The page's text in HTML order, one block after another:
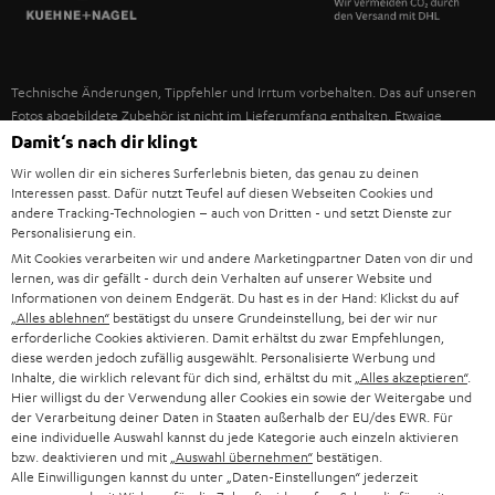
NEUHEITEN
UNSER MANAGEMENT
UNSERE WERTE
BILDUNGSRABATT
GESCHENKGUTSCHEIN
BARRIEREFREIHEIT
USA
WEITERE LÄNDER
Technische Änderungen, Tippfehler und Irrtum vorbehalten. Das auf unseren
Fotos abgebildete Zubehör ist nicht im Lieferumfang enthalten. Etwaige
Entsorgungsgebühren für Batterien sind im Preis inbegriffen.
©2026 Lautsprecher Teufel GmbH - All rights reserved.
Impressum AGB
Vertrag widerrufen
Damit‘s nach dir klingt
Wir wollen dir ein sicheres Surferlebnis bieten, das genau zu deinen
Interessen passt. Dafür nutzt Teufel auf diesen Webseiten Cookies und
andere Tracking-Technologien – auch von Dritten - und setzt Dienste zur
Personalisierung ein.
Mit Cookies verarbeiten wir und andere Marketingpartner Daten von dir und
lernen, was dir gefällt - durch dein Verhalten auf unserer Website und
Informationen von deinem Endgerät. Du hast es in der Hand: Klickst du auf
„Alles ablehnen“ bestätigst du unsere Grundeinstellung, bei der wir nur
erforderliche Cookies aktivieren. Damit erhältst du zwar Empfehlungen,
diese werden jedoch zufällig ausgewählt. Personalisierte Werbung und
Inhalte, die wirklich relevant für dich sind, erhältst du mit „Alles akzeptieren“.
Hier willigst du der Verwendung aller Cookies ein sowie der Weitergabe und
der Verarbeitung deiner Daten in Staaten außerhalb der EU/des EWR. Für
eine individuelle Auswahl kannst du jede Kategorie auch einzeln aktivieren
bzw. deaktivieren und mit „Auswahl übernehmen“ bestätigen.
Alle Einwilligungen kannst du unter „Daten-Einstellungen“ jederzeit